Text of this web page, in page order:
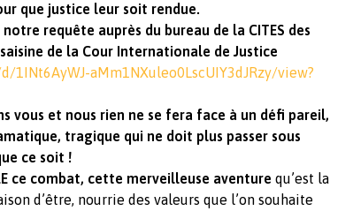
que justice leur soit rendue.
requête auprès du bureau de la CITES des
de la Cour Internationale de Justice
aMm1NXuleo0LscUIY3dJRzy/view?
vous et nous rien ne se fera face à un défi pareil,
tragique qui ne doit plus passer sous
ce soit !
ce combat, cette merveilleuse aventure qu’est la
d’être, nourrie des valeurs que l’on souhaite